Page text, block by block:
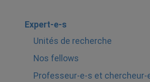
Expert-e-s
Unités de recherche
Nos fellows
Professeur-e-s et chercheur-